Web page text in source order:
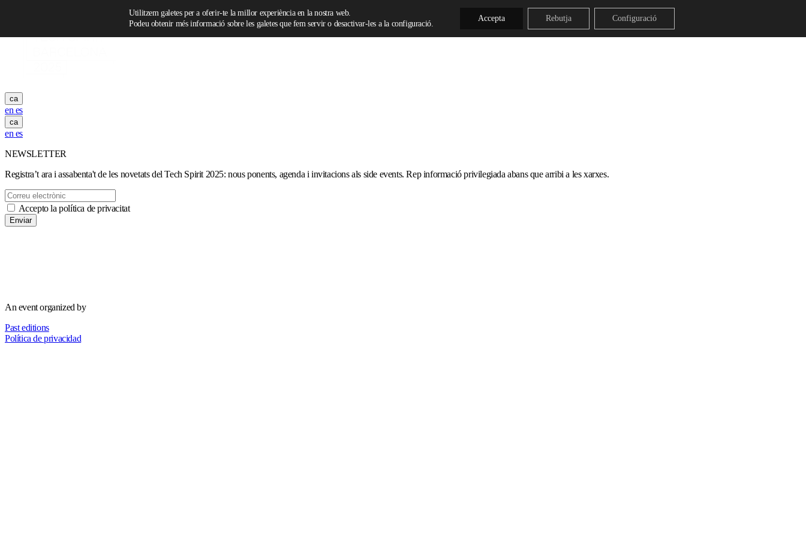
ca
en es
ca
en es
NEWSLETTER
Registra’t ara i assabenta't de les novetats del Tech Spirit 2025: nous ponents, agenda i invitacions als side events. Rep informació privilegiada abans que arribi a les xarxes.
Accepto la política de privacitat
Enviar
An event organized by
Past editions
Política de privacidad
Utilitzem galetes per a oferir-te la millor experiència en la nostra web.
Podeu obtenir més informació sobre les galetes que fem servir o desactivar-les a la configuració.
Accepta Rebutja Configuració